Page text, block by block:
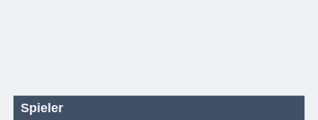
Spieler